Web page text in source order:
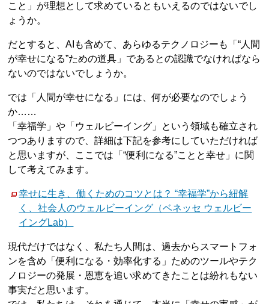
こと」が理想として求めているともいえるのではないでし
ょうか。
だとすると、AIも含めて、あらゆるテクノロジーも「“人間
が幸せになる”ための道具」であるとの認識でなければなら
ないのではないでしょうか。
では「人間が幸せになる」には、何が必要なのでしょう
か……
「幸福学」や「ウェルビーイング」という領域も確立され
つつありますので、詳細は下記を参考にしていただければ
と思いますが、ここでは「“便利になる”ことと幸せ」に関
して考えてみます。
幸せに生き、働くためのコツとは？ “幸福学”から紐解
く、社会人のウェルビーイング（ベネッセ ウェルビー
イングLab）
現代だけではなく、私たち人間は、過去からスマートフォ
ンを含め「便利になる・効率化する」ためのツールやテク
ノロジーの発展・恩恵を追い求めてきたことは紛れもない
事実だと思います。